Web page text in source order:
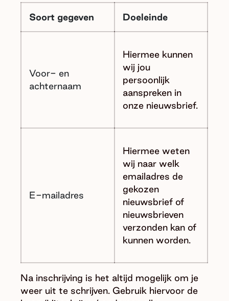
Soort gegeven Doeleinde
Voor- en
achternaam
Hiermee kunnen
wij jou
persoonlijk
aanspreken in
onze nieuwsbrief.
E-mailadres
Hiermee weten
wij naar welk
emailadres de
gekozen
nieuwsbrief of
nieuwsbrieven
verzonden kan of
kunnen worden.
Na inschrijving is het altijd mogelijk om je
weer uit te schrijven. Gebruik hiervoor de